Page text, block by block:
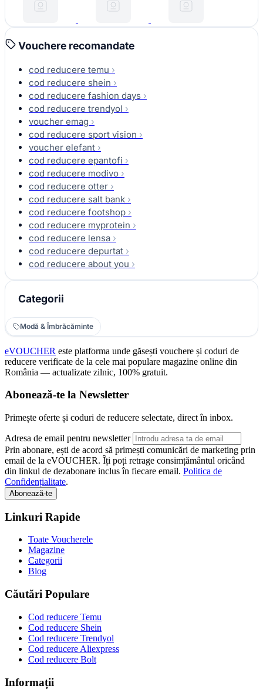
Vouchere recomandate
cod reducere temu ›
cod reducere shein ›
cod reducere fashion days ›
cod reducere trendyol ›
voucher emag ›
cod reducere sport vision ›
voucher elefant ›
cod reducere epantofi ›
cod reducere modivo ›
cod reducere otter ›
cod reducere salt bank ›
cod reducere footshop ›
cod reducere myprotein ›
cod reducere lensa ›
cod reducere depurtat ›
cod reducere about you ›
Categorii
Modă & Îmbrăcăminte
eVOUCHER este platforma unde găsești vouchere și coduri de
reducere verificate de la cele mai populare magazine online din
România — actualizate zilnic, 100% gratuit.
Abonează-te la Newsletter
Primește oferte și coduri de reducere selectate, direct în inbox.
Adresa de email pentru newsletter
Prin abonare, ești de acord să primești comunicări de marketing prin
email de la eVOUCHER. Îți poți retrage consimțământul oricând
din linkul de dezabonare inclus în fiecare email. Politica de
Confidențialitate.
Abonează-te
Linkuri Rapide
Toate Voucherele
Magazine
Categorii
Blog
Căutări Populare
Cod reducere Temu
Cod reducere Shein
Cod reducere Trendyol
Cod reducere Aliexpress
Cod reducere Bolt
Informații